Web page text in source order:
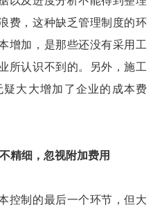
费，这种缺乏管理制度的环
增加，是那些还没有采用工
所认识不到的。另外，施工
大大增加了企业的成本费
精细，忽视附加费用
控制的最后一个环节，但大